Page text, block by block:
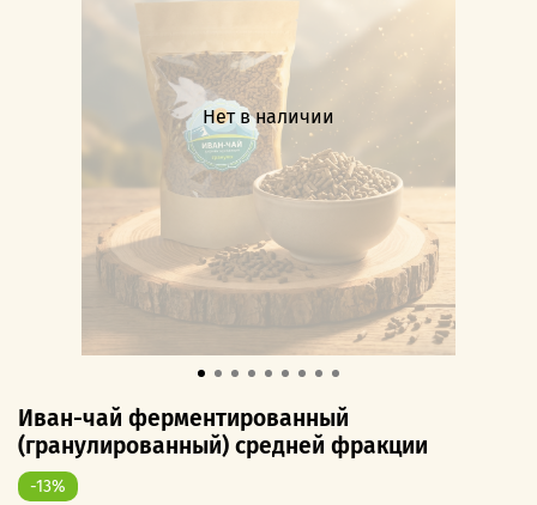
Нет в наличии
Иван-чай ферментированный
(гранулированный) средней фракции
-13%